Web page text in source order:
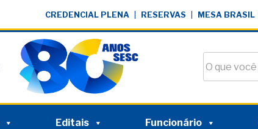
CREDENCIAL PLENA RESERVAS MESA BRASIL
Editais Funcionário